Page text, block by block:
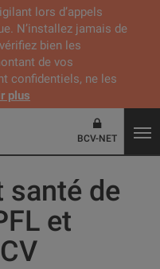
lors d’appels
N’installez jamais de
bien les
de vos
confidentiels, ne les
plus
BCV-NET
santé de
et